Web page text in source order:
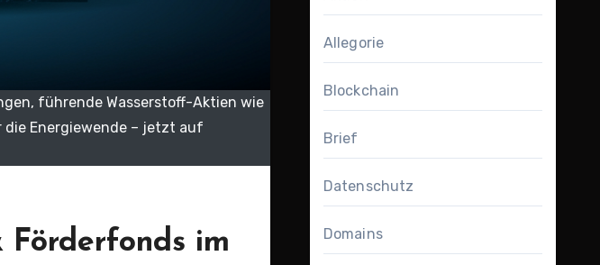
führende Wasserstoff-Aktien wie
die Energiewende – jetzt auf
Förderfonds im
Allegorie
Blockchain
Brief
Datenschutz
Domains